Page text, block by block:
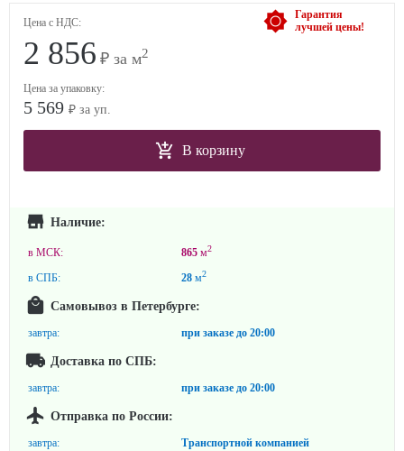
Гарантия
лучшей цены!
Цена с НДС:
2 856 ₽ за м2
Цена за упаковку:
5 569 ₽ за уп.
В корзину
Наличие:
в МСК: 865 м2
в СПБ: 28 м2
Самовывоз в Петербурге:
завтра: при заказе до 20:00
Доставка по СПБ:
завтра: при заказе до 20:00
Отправка по России:
завтра: Транспортной компанией